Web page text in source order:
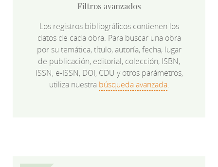
Filtros avanzados
Los registros bibliográficos contienen los
datos de cada obra. Para buscar una obra
por su temática, título, autoría, fecha, lugar
de publicación, editorial, colección, ISBN,
ISSN, e-ISSN, DOI, CDU y otros parámetros,
utiliza nuestra búsqueda avanzada.